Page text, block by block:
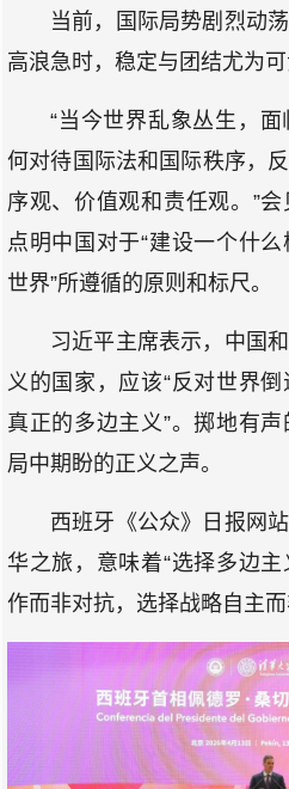
当前，国际局势剧烈动
高浪急时，稳定与团结尤为可
“当今世界乱象丛生，
何对待国际法和国际秩序，
序观、价值观和责任观。”
点明中国对于“建设一个什
世界”所遵循的原则和标尺。
习近平主席表示，中国
义的国家，应该“反对世界
真正的多边主义”。掷地有
局中期盼的正义之声。
西班牙《公众》日报网
华之旅，意味着“选择多边
作而非对抗，选择战略自主而